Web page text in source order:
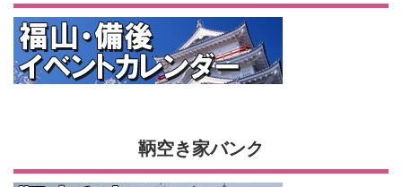
鞆空き家バンク